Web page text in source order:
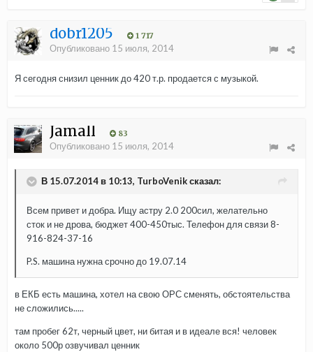
dobr1205 1 717
Опубликовано 15 июля, 2014
Я сегодня снизил ценник до 420 т.р. продается с музыкой.
Jamall 83
Опубликовано 15 июля, 2014
В 15.07.2014 в 10:13, TurboVenik сказал:
Всем привет и добра. Ищу астру 2.0 200сил, желательно
сток и не дрова, бюджет 400-450тыс. Телефон для связи 8-
916-824-37-16
P.S. машина нужна срочно до 19.07.14
в ЕКБ есть машина, хотел на свою ОРС сменять, обстоятельства
не сложились.....
там пробег 62т, черный цвет, ни битая и в идеале вся! человек
около 500р озвучивал ценник